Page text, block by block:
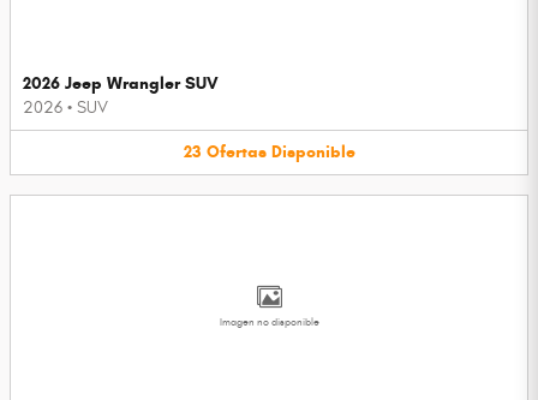
2026 Jeep Wrangler SUV
2026 • SUV
23 Ofertas Disponible
Imagen no disponible